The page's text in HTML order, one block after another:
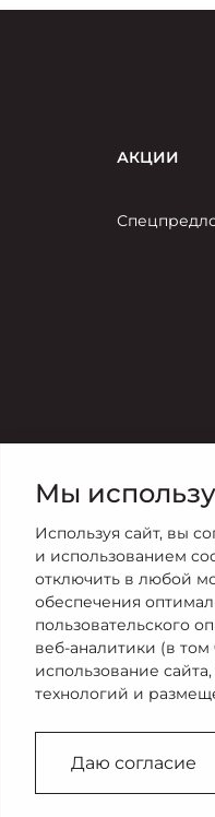
АКЦИИ
Продажи
+7 (391) 290-
Мы
Используя сайт, вы
и использованием
отключить в любой
обеспечения
пользовательского
веб-аналитики (в
использование
технологий и
Даю согласие